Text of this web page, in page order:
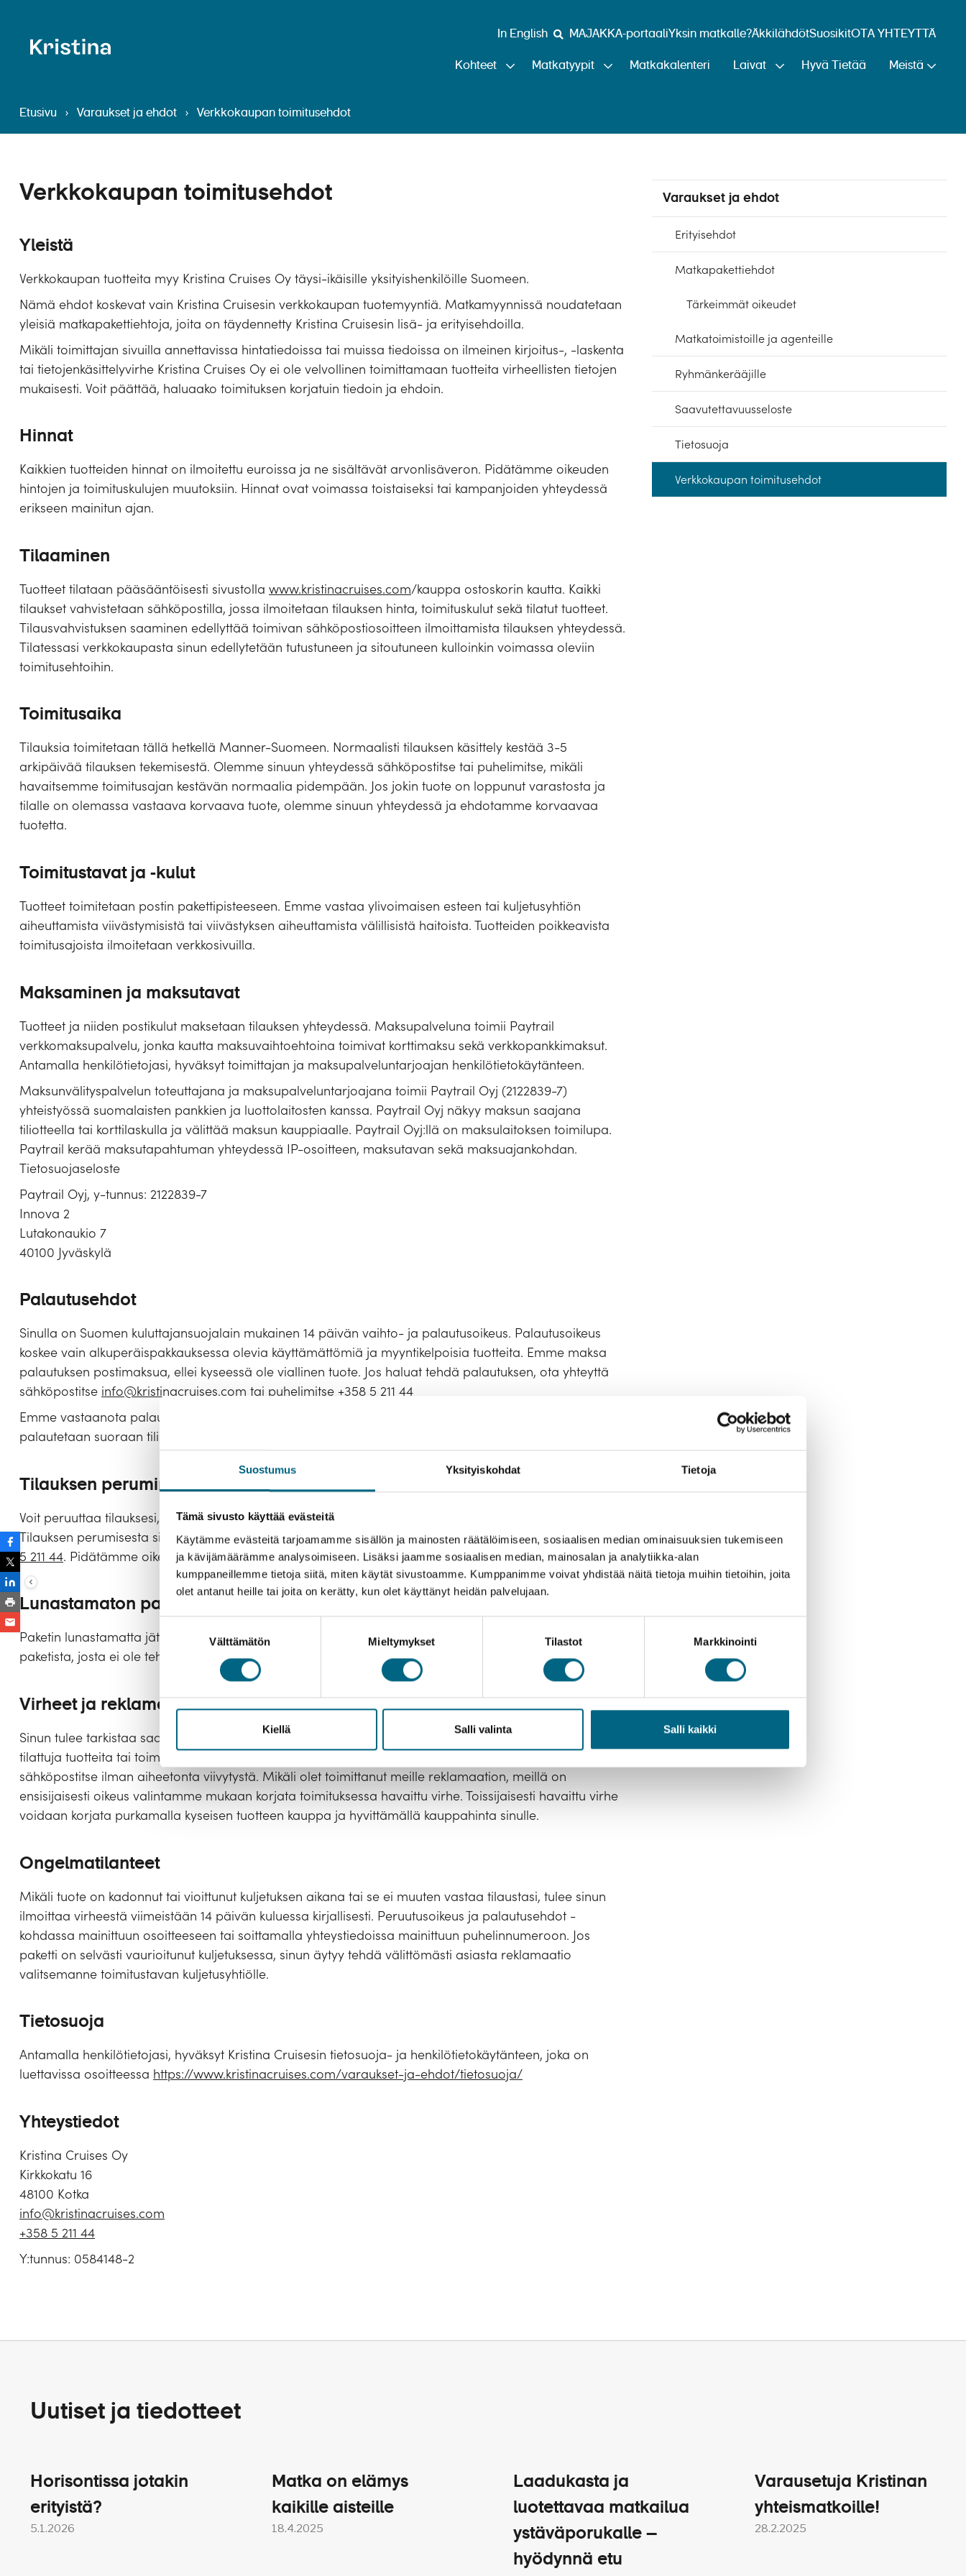
Suostumus Yksityiskohdat Tietoja
Tämä sivusto käyttää evästeitä
Käytämme evästeitä tarjoamamme sisällön ja mainosten räätälöimiseen, sosiaalisen median ominaisuuksien tukemiseen
ja kävijämäärämme analysoimiseen. Lisäksi jaamme sosiaalisen median, mainosalan ja analytiikka-alan
kumppaneillemme tietoja siitä, miten käytät sivustoamme. Kumppanimme voivat yhdistää näitä tietoja muihin tietoihin, joita
olet antanut heille tai joita on kerätty, kun olet käyttänyt heidän palvelujaan.
Välttämätön Mieltymykset Tilastot Markkinointi
Kiellä Salli valinta Salli kaikki
In English MAJAKKA-portaaliYksin matkalle?ÄkkilähdötSuosikitOTA YHTEYTTÄ
Kohteet Matkatyypit Matkakalenteri Laivat Hyvä Tietää Meistä
Etusivu › Varaukset ja ehdot › Verkkokaupan toimitusehdot
Verkkokaupan toimitusehdot
Yleistä
Verkkokaupan tuotteita myy Kristina Cruises Oy täysi-ikäisille yksityishenkilöille Suomeen.
Nämä ehdot koskevat vain Kristina Cruisesin verkkokaupan tuotemyyntiä. Matkamyynnissä noudatetaan
yleisiä matkapakettiehtoja, joita on täydennetty Kristina Cruisesin lisä- ja erityisehdoilla.
Mikäli toimittajan sivuilla annettavissa hintatiedoissa tai muissa tiedoissa on ilmeinen kirjoitus-, -laskenta
tai tietojenkäsittelyvirhe Kristina Cruises Oy ei ole velvollinen toimittamaan tuotteita virheellisten tietojen
mukaisesti. Voit päättää, haluaako toimituksen korjatuin tiedoin ja ehdoin.
Hinnat
Kaikkien tuotteiden hinnat on ilmoitettu euroissa ja ne sisältävät arvonlisäveron. Pidätämme oikeuden
hintojen ja toimituskulujen muutoksiin. Hinnat ovat voimassa toistaiseksi tai kampanjoiden yhteydessä
erikseen mainitun ajan.
Tilaaminen
Tuotteet tilataan pääsääntöisesti sivustolla www.kristinacruises.com/kauppa ostoskorin kautta. Kaikki
tilaukset vahvistetaan sähköpostilla, jossa ilmoitetaan tilauksen hinta, toimituskulut sekä tilatut tuotteet.
Tilausvahvistuksen saaminen edellyttää toimivan sähköpostiosoitteen ilmoittamista tilauksen yhteydessä.
Tilatessasi verkkokaupasta sinun edellytetään tutustuneen ja sitoutuneen kulloinkin voimassa oleviin
toimitusehtoihin.
Toimitusaika
Tilauksia toimitetaan tällä hetkellä Manner-Suomeen. Normaalisti tilauksen käsittely kestää 3-5
arkipäivää tilauksen tekemisestä. Olemme sinuun yhteydessä sähköpostitse tai puhelimitse, mikäli
havaitsemme toimitusajan kestävän normaalia pidempään. Jos jokin tuote on loppunut varastosta ja
tilalle on olemassa vastaava korvaava tuote, olemme sinuun yhteydessä ja ehdotamme korvaavaa
tuotetta.
Toimitustavat ja -kulut
Tuotteet toimitetaan postin pakettipisteeseen. Emme vastaa ylivoimaisen esteen tai kuljetusyhtiön
aiheuttamista viivästymisistä tai viivästyksen aiheuttamista välillisistä haitoista. Tuotteiden poikkeavista
toimitusajoista ilmoitetaan verkkosivuilla.
Maksaminen ja maksutavat
Tuotteet ja niiden postikulut maksetaan tilauksen yhteydessä. Maksupalveluna toimii Paytrail
verkkomaksupalvelu, jonka kautta maksuvaihtoehtoina toimivat korttimaksu sekä verkkopankkimaksut.
Antamalla henkilötietojasi, hyväksyt toimittajan ja maksupalveluntarjoajan henkilötietokäytänteen.
Maksunvälityspalvelun toteuttajana ja maksupalveluntarjoajana toimii Paytrail Oyj (2122839-7)
yhteistyössä suomalaisten pankkien ja luottolaitosten kanssa. Paytrail Oyj näkyy maksun saajana
tiliotteella tai korttilaskulla ja välittää maksun kauppiaalle. Paytrail Oyj:llä on maksulaitoksen toimilupa.
Paytrail kerää maksutapahtuman yhteydessä IP-osoitteen, maksutavan sekä maksuajankohdan.
Tietosuojaseloste
Paytrail Oyj, y-tunnus: 2122839-7
Innova 2
Lutakonaukio 7
40100 Jyväskylä
Palautusehdot
Sinulla on Suomen kuluttajansuojalain mukainen 14 päivän vaihto- ja palautusoikeus. Palautusoikeus
koskee vain alkuperäispakkauksessa olevia käyttämättömiä ja myyntikelpoisia tuotteita. Emme maksa
palautuksen postimaksua, ellei kyseessä ole viallinen tuote. Jos haluat tehdä palautuksen, ota yhteyttä
sähköpostitse info@kristinacruises.com tai puhelimitse +358 5 211 44
Emme vastaanota palautuksia yli 14 vrk kuluttua toimituksesta. Kun palautus on hyväksytty, rahat
palautetaan suoraan tilillesi palautuksen vastaanoton ja käsittelyn jälkeen.
Tilauksen peruminen
Voit peruuttaa tilauksesi, mikäli toimitus ei ole tapahtunut kohtuullisessa ajassa ilmoitetusta arviosta.
Tilauksen perumisesta sinun tulee ilmoittaa osoitteeseeninfo@kristinacruises.comtai soittamalla+358
5 211 44. Pidätämme oikeuden tilauksen perumiseen, jolloin rahat palautetaan tilillesi.
Lunastamaton paketti
Paketin lunastamatta jättämäistä ei katsota palautukseksi tai peruutukseksi. Lunastamatta jätetystä
paketista, josta ei ole tehty erillistä peruutusilmoitusta perimme toimituskustannukset.
Virheet ja reklamaatiot
Sinun tulee tarkistaa saapunut toimitus mahdollisten virheiden varalta. Mikäli toimituksesta puuttuu
tilattuja tuotteita tai toimitus on muuten virheellinen, sinun tulee ilmoittaa asiasta Kristina Cruisesille
sähköpostitse ilman aiheetonta viivytystä. Mikäli olet toimittanut meille reklamaation, meillä on
ensisijaisesti oikeus valintamme mukaan korjata toimituksessa havaittu virhe. Toissijaisesti havaittu virhe
voidaan korjata purkamalla kyseisen tuotteen kauppa ja hyvittämällä kauppahinta sinulle.
Ongelmatilanteet
Mikäli tuote on kadonnut tai vioittunut kuljetuksen aikana tai se ei muuten vastaa tilaustasi, tulee sinun
ilmoittaa virheestä viimeistään 14 päivän kuluessa kirjallisesti. Peruutusoikeus ja palautusehdot -
kohdassa mainittuun osoitteeseen tai soittamalla yhteystiedoissa mainittuun puhelinnumeroon. Jos
paketti on selvästi vaurioitunut kuljetuksessa, sinun äytyy tehdä välittömästi asiasta reklamaatio
valitsemanne toimitustavan kuljetusyhtiölle.
Tietosuoja
Antamalla henkilötietojasi, hyväksyt Kristina Cruisesin tietosuoja- ja henkilötietokäytänteen, joka on
luettavissa osoitteessa https://www.kristinacruises.com/varaukset-ja-ehdot/tietosuoja/
Yhteystiedot
Kristina Cruises Oy
Kirkkokatu 16
48100 Kotka
info@kristinacruises.com
+358 5 211 44
Y:tunnus: 0584148-2
Varaukset ja ehdot
Erityisehdot
Matkapakettiehdot
Tärkeimmät oikeudet
Matkatoimistoille ja agenteille
Ryhmänkerääjille
Saavutettavuusseloste
Tietosuoja
Verkkokaupan toimitusehdot
Uutiset ja tiedotteet
Horisontissa jotakin
erityistä?
5.1.2026
Matka on elämys
kaikille aisteille
18.4.2025
Laadukasta ja
luotettavaa matkailua
ystäväporukalle –
hyödynnä etu
Varausetuja Kristinan
yhteismatkoille!
28.2.2025